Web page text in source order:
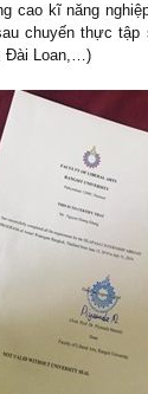
cao kĩ năng
chuyến thực
Đài Loan,…)